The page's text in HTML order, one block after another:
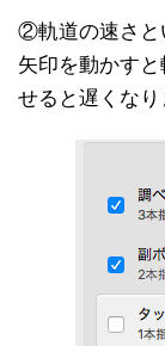
②軌道の速さと
矢印を動かす
せると遅くなり